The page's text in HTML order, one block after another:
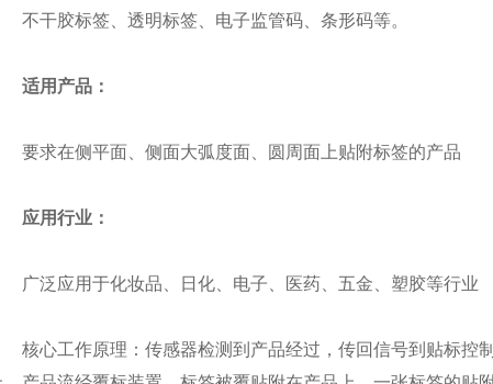
干胶标签、透明标签、电子监管码、条形码等。
用产品：
求在侧平面、侧面大弧度面、圆周面上贴附标签的产品
用行业：
泛应用于化妆品、日化、电子、医药、五金、塑胶等行业
心工作原理：传感器检测到产品经过，传回信号到贴标控